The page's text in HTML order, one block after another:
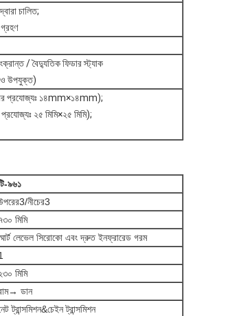
চালিত;
/ বৈদ্যুতিক ফিডার স্ট্যাক
উপযুক্ত)
প্রযোজ্যঃ ১৪mm×১৪mm);
২৫ মিমি×২৫ মিমি);
৯৬১
নীচের3
মিমি
লেভেল সিরোকো এবং দ্রুত ইনফ্রারেড গরম
মিমি
ডান
ট্রান্সমিশন&চেইন ট্রান্সমিশন